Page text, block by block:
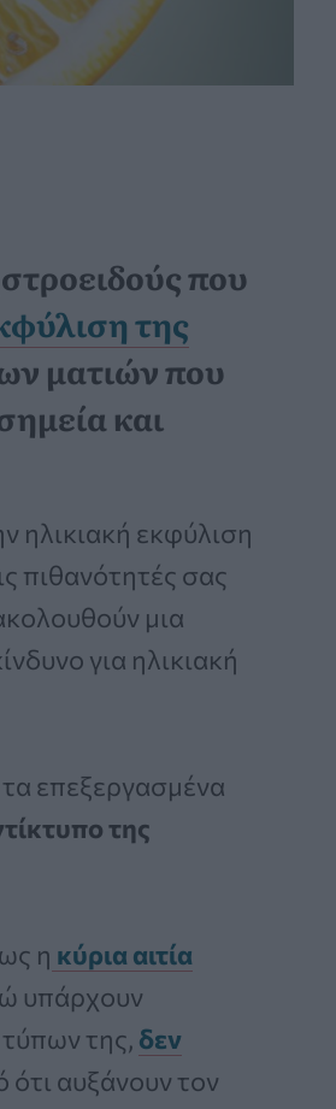
που
της
ματιών που
και
ηλικιακή εκφύλιση
πιθανότητές σας
μια
για ηλικιακή
επεξεργασμένα
της
η κύρια αιτία
υπάρχουν
της, δεν
αυξάνουν τον